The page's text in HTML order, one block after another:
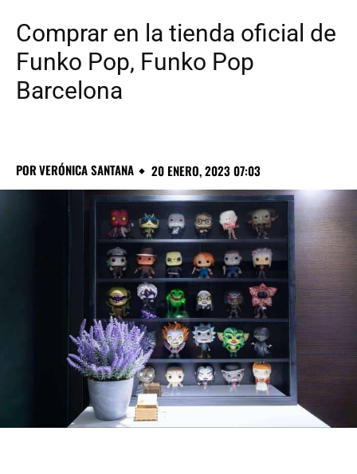
Comprar en la tienda oficial de
Funko Pop, Funko Pop
Barcelona
PORVERÓNICA SANTANA 20 ENERO, 2023 07:03